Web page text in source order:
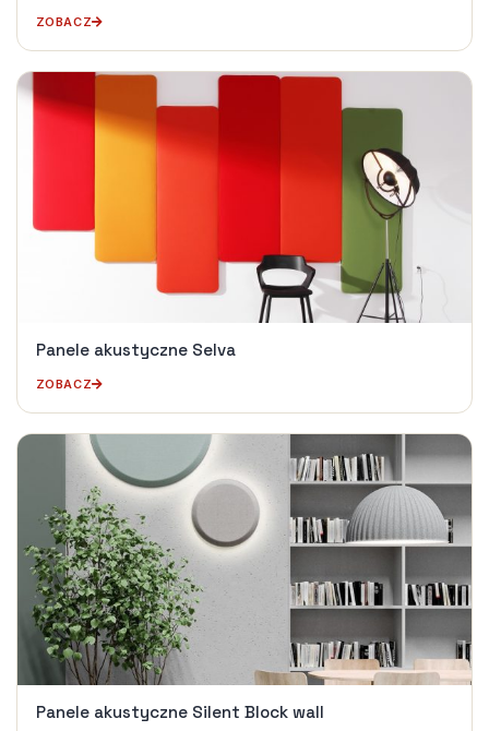
ZOBACZ
Panele akustyczne Selva
ZOBACZ
Panele akustyczne Silent Block wall